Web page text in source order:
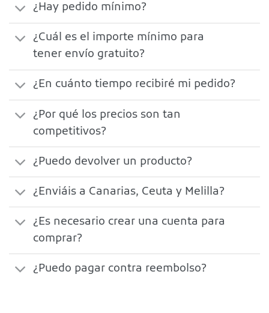
¿Hay pedido mínimo?
¿Cuál es el importe mínimo para
tener envío gratuito?
¿En cuánto tiempo recibiré mi pedido?
¿Por qué los precios son tan
competitivos?
¿Puedo devolver un producto?
¿Enviáis a Canarias, Ceuta y Melilla?
¿Es necesario crear una cuenta para
comprar?
¿Puedo pagar contra reembolso?